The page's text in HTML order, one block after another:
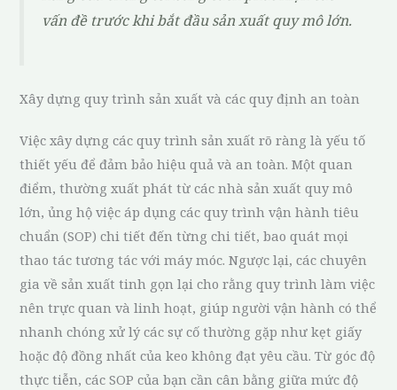
vấn đề trước khi bắt đầu sản xuất quy mô lớn.
Xây dựng quy trình sản xuất và các quy định an toàn
Việc xây dựng các quy trình sản xuất rõ ràng là yếu tố
thiết yếu để đảm bảo hiệu quả và an toàn. Một quan
điểm, thường xuất phát từ các nhà sản xuất quy mô
lớn, ủng hộ việc áp dụng các quy trình vận hành tiêu
chuẩn (SOP) chi tiết đến từng chi tiết, bao quát mọi
thao tác tương tác với máy móc. Ngược lại, các chuyên
gia về sản xuất tinh gọn lại cho rằng quy trình làm việc
nên trực quan và linh hoạt, giúp người vận hành có thể
nhanh chóng xử lý các sự cố thường gặp như kẹt giấy
hoặc độ đồng nhất của keo không đạt yêu cầu. Từ góc độ
thực tiễn, các SOP của bạn cần cân bằng giữa mức độ